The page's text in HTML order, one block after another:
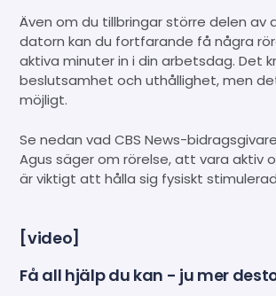
Även om du tillbringar större delen av
datorn kan du fortfarande få några
aktiva minuter in i din arbetsdag. Det
beslutsamhet och uthållighet, men
möjligt.
Se nedan vad CBS News-
Agus säger om rörelse, att vara aktiv
är viktigt att hålla sig fysiskt
[video]
Få all hjälp du kan - ju mer